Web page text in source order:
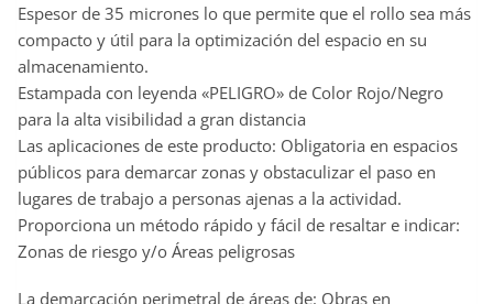
Espesor de 35 micrones lo que permite que el rollo sea más
compacto y útil para la optimización del espacio en su
almacenamiento.
Estampada con leyenda «PELIGRO» de Color Rojo/Negro
para la alta visibilidad a gran distancia
Las aplicaciones de este producto: Obligatoria en espacios
públicos para demarcar zonas y obstaculizar el paso en
lugares de trabajo a personas ajenas a la actividad.
Proporciona un método rápido y fácil de resaltar e indicar:
Zonas de riesgo y/o Áreas peligrosas
La demarcación perimetral de áreas de: Obras en